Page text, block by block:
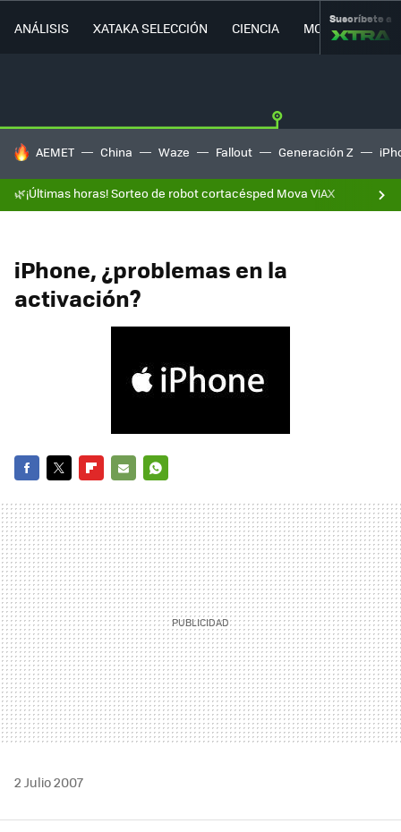
ANÁLISIS XATAKA SELECCIÓN CIENCIA MOVILIDAD
Suscríbete a
HOY SE HABLA DE
AEMET China Waze Fallout Generación Z
🌿¡Últimas horas! Sorteo de robot cortacésped Mova ViAX
iPhone, ¿problemas en la
activación?
MAIL
2 Julio 2007